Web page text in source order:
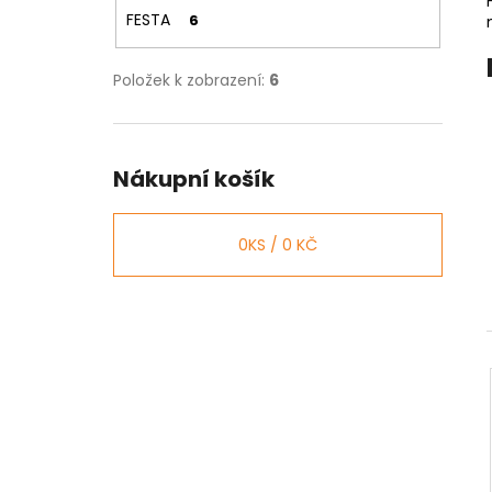
FESTA 6
Položek k zobrazení: 6
Nákupní košík
0KS / 0 KČ
NÝT DUTÝ DVOJDÍLNÝ 3,5X10 NIKL